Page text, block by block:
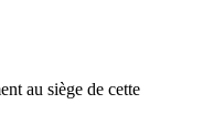
au siège de cette